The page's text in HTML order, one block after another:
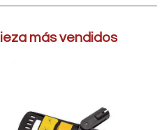
más vendidos